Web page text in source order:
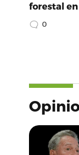
forestal en
0